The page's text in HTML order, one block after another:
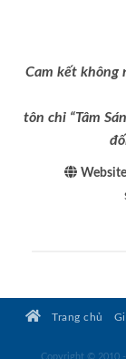
Cam kết không
tôn chỉ “Tâm
Trang chủ
Copyright © 2010